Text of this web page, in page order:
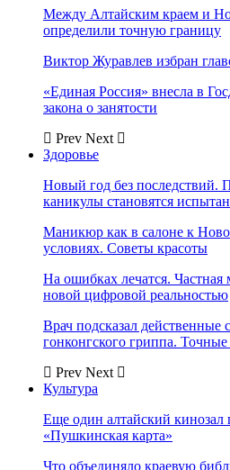
Между Алтайским краем и
определили точную границу
Виктор Журавлев избран
«Единая Россия» внесла в
закона о занятости
Prev Next
Здоровье
Новый год без последствий.
каникулы становятся
Маникюр как в салоне к
условиях. Советы красоты
На ошибках лечатся.
новой цифровой реальностью
Врач подсказал действенные
гонконгского гриппа.
Prev Next
Культура
Еще один алтайский кинозал
«Пушкинская карта»
Что объединяло краевую